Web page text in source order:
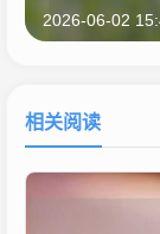
2026-06-02
相关阅读